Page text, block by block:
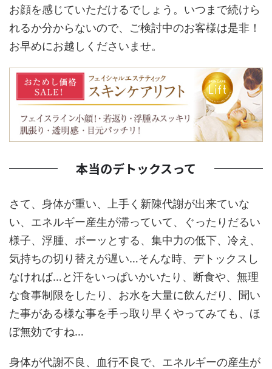
お顔を感じていただけるでしょう。いつまで続けら
れるか分からないので、ご検討中のお客様は是非！
お早めにお越しくださいませ。
本当のデトックスって
さて、身体が重い、上手く新陳代謝が出来ていな
い、エネルギー産生が滞っていて、ぐったりだるい
様子、浮腫、ボーッとする、集中力の低下、冷え、
気持ちの切り替えが遅い…そんな時、デトックスし
なければ…と汗をいっぱいかいたり、断食や、無理
な食事制限をしたり、お水を大量に飲んだり、聞い
た事がある様な事を手っ取り早くやってみても、ほ
ぼ無効ですね…
身体が代謝不良、血行不良で、エネルギーの産生が